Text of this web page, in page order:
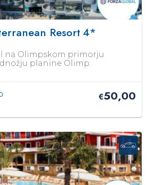
Resort4*
na Olimpskom primorju
planine Olimp.
€50,00